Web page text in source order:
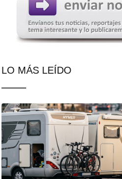
LO MÁS LEÍDO